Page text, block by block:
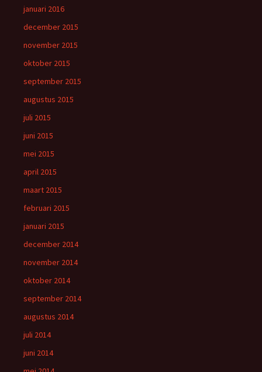
januari 2016
december 2015
november 2015
oktober 2015
september 2015
augustus 2015
juli 2015
juni 2015
mei 2015
april 2015
maart 2015
februari 2015
januari 2015
december 2014
november 2014
oktober 2014
september 2014
augustus 2014
juli 2014
juni 2014